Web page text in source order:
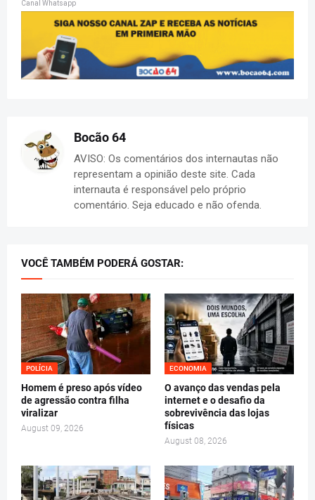
Canal Whatsapp
Bocão 64
AVISO: Os comentários dos internautas não
representam a opinião deste site. Cada
internauta é responsável pelo próprio
comentário. Seja educado e não ofenda.
VOCÊ TAMBÉM PODERÁ GOSTAR:
POLÍCIA
Homem é preso após vídeo
de agressão contra filha
viralizar
August 09, 2026
ECONOMIA
O avanço das vendas pela
internet e o desafio da
sobrevivência das lojas
físicas
August 08, 2026